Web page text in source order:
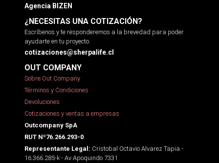
Agencia BIZEN
¿NECESITAS UNA COTIZACIÓN?
Escríbenos y te responderemos a la brevedad para poder
ayudarte en tu proyecto.
cotizaciones@sherpalife.cl
OUT COMPANY
Sobre Out Company
Términos y Condiciones
Devoluciones
Cotizaciones y ventas a empresas
Outcompany SpA
RUT Nº76.266.293-0
Representante Legal: Cristobal Octavio Alvarez Tapia -
16.366.285-k - Av Apoquindo 7331